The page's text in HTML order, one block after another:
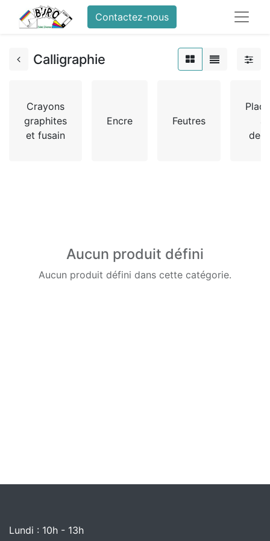
Contactez-nous
Calligraphie
Crayons
graphites
et fusain
Encre Feutres
à
Aucun produit défini
Aucun produit défini dans cette catégorie.
Lundi : 10h - 13h